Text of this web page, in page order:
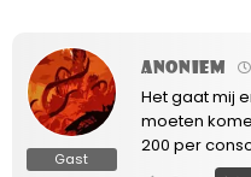
Gast
Anoniem
Het gaat mij
moeten
200 per